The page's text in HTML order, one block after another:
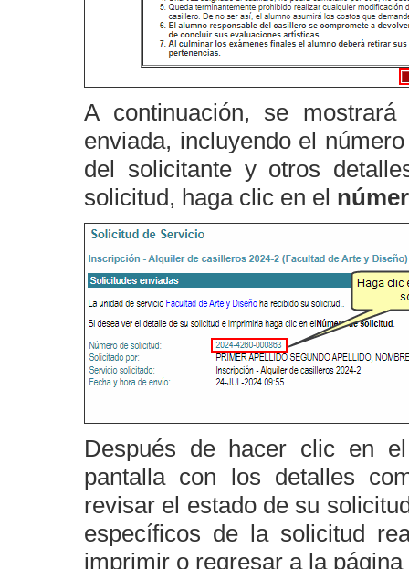
A continuación, se
enviada, incluyendo el
del solicitante y otros
solicitud, haga clic en el
Después de hacer clic en
pantalla con los detalles
revisar el estado de su
específicos de la solicitud
imprimir o regresar a la